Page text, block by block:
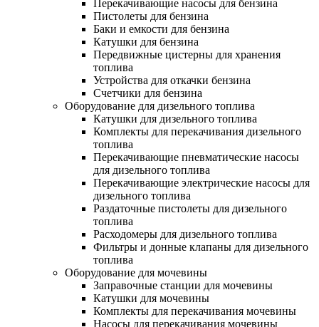
Перекачивающие насосы для бензина
Пистолеты для бензина
Баки и емкости для бензина
Катушки для бензина
Передвижные цистерны для хранения
топлива
Устройства для откачки бензина
Счетчики для бензина
Оборудование для дизельного топлива
Катушки для дизельного топлива
Комплекты для перекачивания дизельного
топлива
Перекачивающие пневматические насосы
для дизельного топлива
Перекачивающие электрические насосы для
дизельного топлива
Раздаточные пистолеты для дизельного
топлива
Расходомеры для дизельного топлива
Фильтры и донные клапаны для дизельного
топлива
Оборудование для мочевины
Заправочные станции для мочевины
Катушки для мочевины
Комплекты для перекачивания мочевины
Насосы для перекачивания мочевины